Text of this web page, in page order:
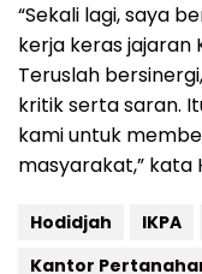
“Sekali lagi, saya
kerja keras jajaran
Teruslah
kritik serta saran.
kami untuk
masyarakat,” kata
Hodidjah IKPA
Kantor